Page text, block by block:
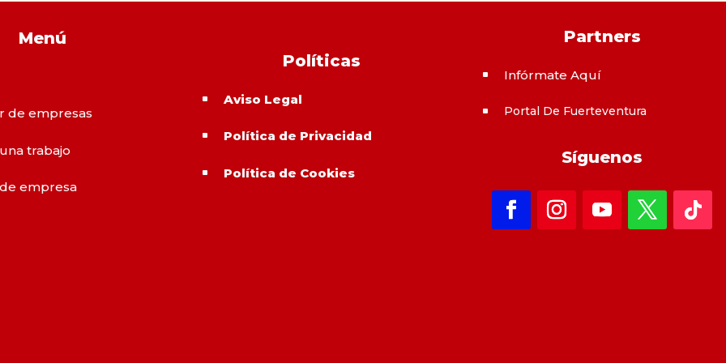
Menú
de empresas
trabajo
empresa
Políticas
^ Aviso Legal
^ Política de Privacidad
^ Política de Cookies
Partners
^ Infórmate Aquí
^ Portal De Fuerteventura
Síguenos